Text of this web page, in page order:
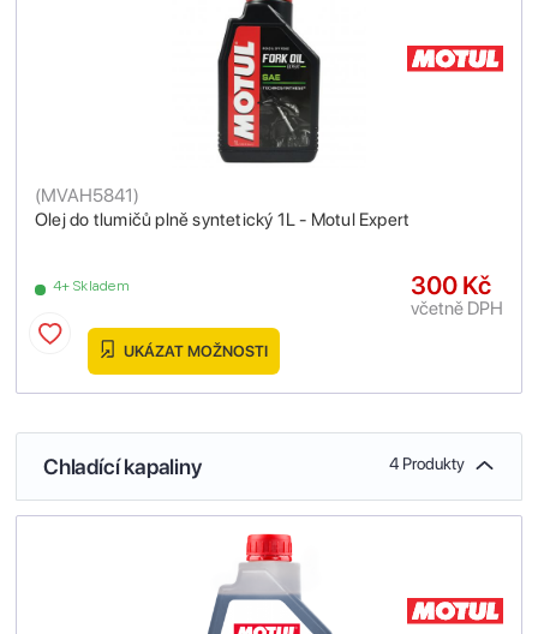
Olej do tlumičů plně syntetický 1L - Motul Expert
(MVAH5841)
4+ Skladem 300 Kč
včetně DPH
UKÁZAT MOŽNOSTI
Chladící kapaliny 4 Produkty